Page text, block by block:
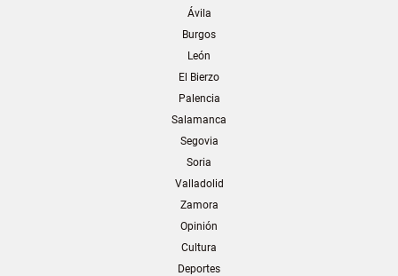
Ávila
Burgos
León
El Bierzo
Palencia
Salamanca
Segovia
Soria
Valladolid
Zamora
Opinión
Cultura
Deportes